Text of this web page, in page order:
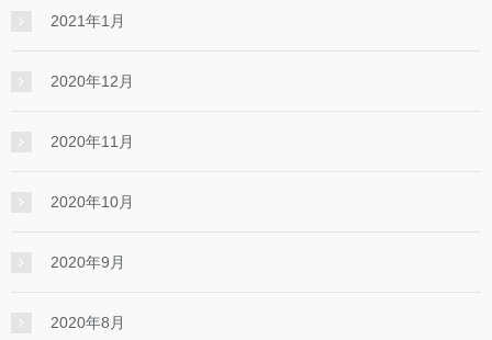
2021年1月
2020年12月
2020年11月
2020年10月
2020年9月
2020年8月